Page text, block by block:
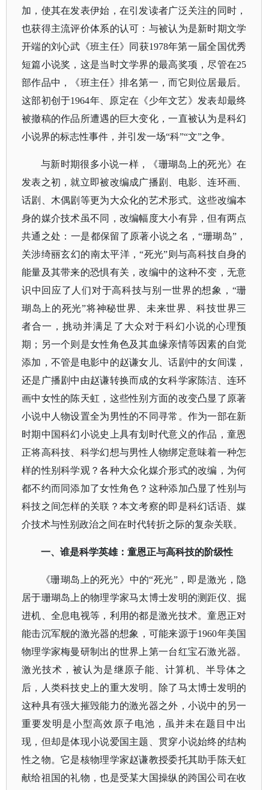
加，使其在发表伊始，在引发读者广泛关注的同时，
也获得主流评价体系的认可：与被认为是新时期文学
开端的刘心武《班主任》同获1978年第一届全国优秀
短篇小说奖，这是当时文学界的最高奖项，尽管在25
部作品中，《班主任》排名第一，而它则位居最后。
这部初创于1964年、原定在《少年文艺》发表却最终
被撤稿的作品所遭遇的巨大变化，一直被认为是科幻
小说界的标志性事件，并引发一场“科”“文”之争。
与新时期很多小说一样，《珊瑚岛上的死光》在
发表之初，就立即被改编成广播剧、电影、连环画、
话剧、木偶剧等更为大众化的艺术形式。这些改编本
身的媒介技术虽不同，改编幅度大小有异，但有两点
共通之处：一是都保留了原著小说之名，“珊瑚岛”，
关涉绮丽玄幻的南太平洋，“死光”则与高科技自身的
能量及其带来的恐惧有关，改编中的这种不变，无意
识中回应了人们对于高科技与别一世界的想象，“珊
瑚岛上的死光”将神秘世界、未来世界、科技世界三
者合一，挑动并满足了大众对于科幻小说的心理预
期；另一个则是女性角色及其血缘亲情等因素的自觉
添加，不管是电影中的赵谦女儿、话剧中的女间谍，
还是广播剧中由赵谦转换而成的女科学家陈洁、连环
画中女性的陈天虹，这些性别方面的改变凸显了原著
小说中人物设置全为男性的不同寻常。作为一部在新
时期中国科幻小说史上具有划时代意义的作品，童恩
正将高科技、科学幻想与男性人物绑定意味着一种怎
样的性别科学观？各种大众化媒介形式的改编，为何
都不约而同添加了女性角色？这种添加凸显了性别与
科技之间怎样的关联？本文考察的即是科幻话语、媒
介技术与性别政治之间在时代转折之际的复杂关联。
一、谁是科学英雄：童恩正与高科技的阶级性
《珊瑚岛上的死光》中的“死光”，即是激光，隐
居于珊瑚岛上的物理学家马太博士发明的测距仪、掘
进机、全息电视等，利用的都是激光技术。童恩正对
能击沉军舰的激光器的想象，可能来源于1960年美国
物理学家梅曼研制出的世界上第一台红宝石激光器。
激光技术，被认为是继原子能、计算机、半导体之
后，人类科技史上的重大发明。除了马太博士发明的
这种具有强大摧毁能力的激光器之外，小说中的另一
重要发明是小型高效原子电池，虽并未在题目中出
现，但却是体现小说爱国主题、贯穿小说始终的结构
性之物。它是核物理学家赵谦教授委托其助手陈天虹
献给祖国的礼物，也是受某大国操纵的跨国公司在收